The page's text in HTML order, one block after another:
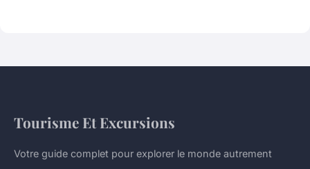
Tourisme Et Excursions
Votre guide complet pour explorer le monde autrement